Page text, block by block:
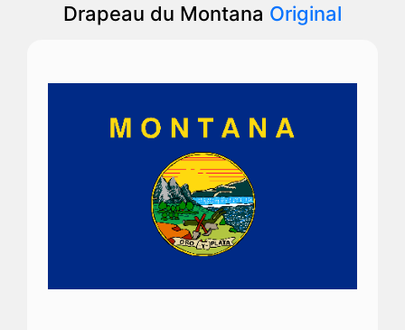
Drapeau du Montana Original